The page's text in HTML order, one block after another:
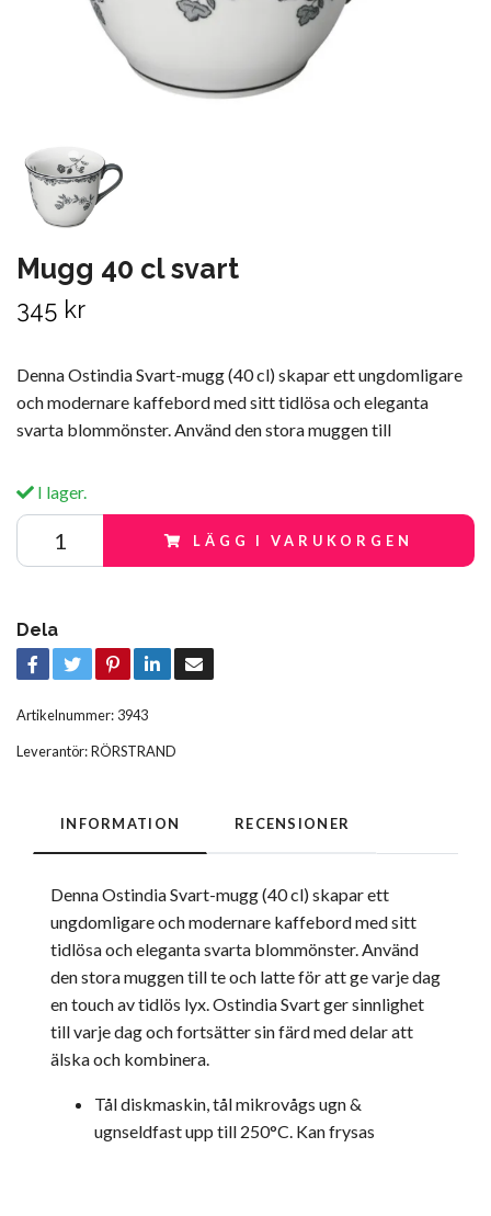
Mugg 40 cl svart
345 kr
Denna Ostindia Svart-mugg (40 cl) skapar ett ungdomligare
och modernare kaffebord med sitt tidlösa och eleganta
svarta blommönster. Använd den stora muggen till
I lager.
LÄGG I VARUKORGEN
Dela
Artikelnummer: 3943
Leverantör:RÖRSTRAND
INFORMATION RECENSIONER
Denna Ostindia Svart-mugg (40 cl) skapar ett
ungdomligare och modernare kaffebord med sitt
tidlösa och eleganta svarta blommönster. Använd
den stora muggen till te och latte för att ge varje dag
en touch av tidlös lyx. Ostindia Svart ger sinnlighet
till varje dag och fortsätter sin färd med delar att
älska och kombinera.
Tål diskmaskin, tål mikrovågs ugn &
ugnseldfast upp till 250°C. Kan frysas